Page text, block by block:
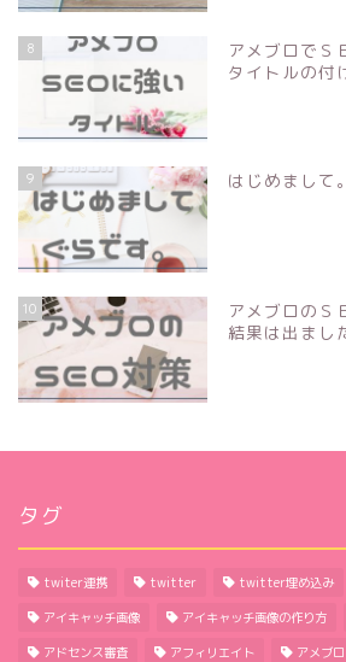
8
アメブロでＳ
タイトルの付
9 はじめまして
10
アメブロのＳ
結果は出まし
タグ
twiter連携 twitter twitter埋め込み
アイキャッチ画像 アイキャッチ画像の作り方
アドセンス審査 アフィリエイト アメブロ